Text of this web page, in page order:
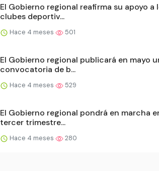
El Gobierno regional reafirma su apoyo a
clubes deportiv...
Hace 4 meses 501
El Gobierno regional publicará en mayo
convocatoria de b...
Hace 4 meses 529
El Gobierno regional pondrá en marcha
tercer trimestre...
Hace 4 meses 280